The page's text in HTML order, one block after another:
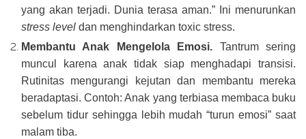
yang akan terjadi. Dunia terasa aman.” Ini menurunkan
stress level dan menghindarkan toxic stress.
Membantu Anak Mengelola Emosi. Tantrum sering
muncul karena anak tidak siap menghadapi transisi.
Rutinitas mengurangi kejutan dan membantu mereka
beradaptasi. Contoh: Anak yang terbiasa membaca buku
sebelum tidur sehingga lebih mudah “turun emosi” saat
malam tiba.